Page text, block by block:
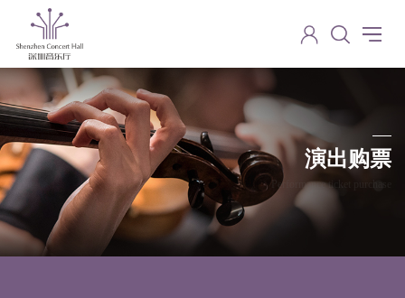
演出购票
Performance ticket purchase